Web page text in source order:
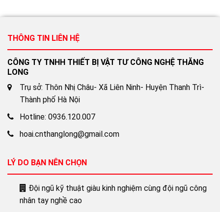
THÔNG TIN LIÊN HỆ
CÔNG TY TNHH THIẾT BỊ VẬT TƯ CÔNG NGHỆ THĂNG
LONG
Trụ sở: Thôn Nhị Châu- Xã Liên Ninh- Huyện Thanh Trì-
Thành phố Hà Nội
Hotline: 0936.120.007
hoai.cnthanglong@gmail.com
LÝ DO BẠN NÊN CHỌN
Đội ngũ kỹ thuật giàu kinh nghiệm cùng đội ngũ công
nhân tay nghề cao